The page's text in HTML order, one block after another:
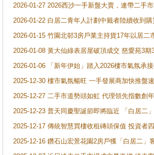
2026-01-27 2026西沙一手新盤大賣，連帶二手
2026-01-22 白居二青年人計劃中籤者陸續收到
2026-01-15 竹園北邨3房戶業主持貨17年以居二
2026-01-08 黃大仙綠表居屋破頂成交 慈愛苑3
2026-01-06 「新年伊始」踏入2026樓市氣氛承
2025-12-30 樓市氣氛暢旺 一手發展商加快推盤
2025-12-27 二手市道勢頭如虹 代理領先指數創
2025-12-23 普天同慶聖誕節即將臨近 「白居二
2025-12-17 傳統智慧買樓收租磚頭保值 投資者
2025-12-16 鑽石山宏景花園2房戶獲「白居二」